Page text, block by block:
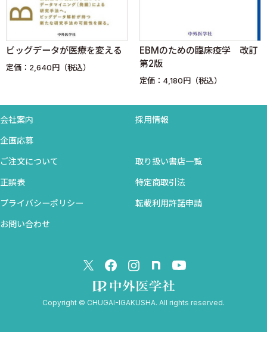
付録A 統計学の基本
A.1 確率変数
A.2 多次元確率ベクトルの分布
A.3 確率分布論
A.5 推定の基礎概念
索引
ビッグデータが医療を変える
定価：2,640円（税込）
EBMのための臨床疫学 改訂
第2版
定価：4,180円（税込）
会社案内 採用情報
企画応募
ご注文について 取り扱い書店一覧
正誤表 特定商取引法
プライバシーポリシー 転載利用許諾申請
お問い合わせ
Copyright © CHUGAI-IGAKUSHA. All rights reserved.